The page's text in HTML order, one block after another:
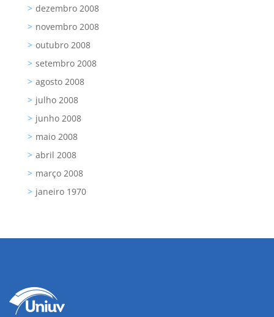
dezembro 2008
novembro 2008
outubro 2008
setembro 2008
agosto 2008
julho 2008
junho 2008
maio 2008
abril 2008
março 2008
janeiro 1970